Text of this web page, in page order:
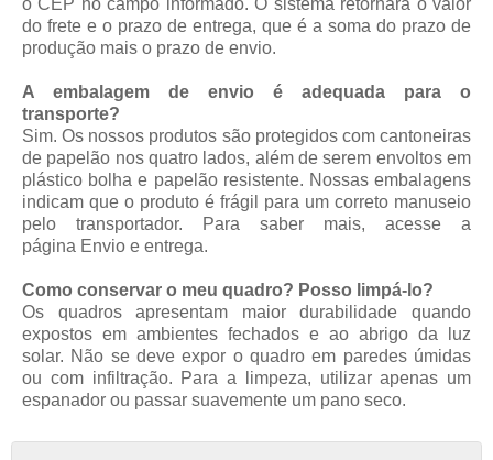
o CEP no campo informado. O sistema retornará o valor
do frete e o prazo de entrega, que é a soma do prazo de
produção mais o prazo de envio.
A embalagem de envio é adequada para o
transporte?
Sim. Os nossos produtos são protegidos com cantoneiras
de papelão nos quatro lados, além de serem envoltos em
plástico bolha e papelão resistente. Nossas embalagens
indicam que o produto é frágil para um correto manuseio
pelo transportador. Para saber mais, acesse a
página Envio e entrega.
Como conservar o meu quadro? Posso limpá-lo?
Os quadros apresentam maior durabilidade quando
expostos em ambientes fechados e ao abrigo da luz
solar. Não se deve expor o quadro em paredes úmidas
ou com infiltração. Para a limpeza, utilizar apenas um
espanador ou passar suavemente um pano seco.